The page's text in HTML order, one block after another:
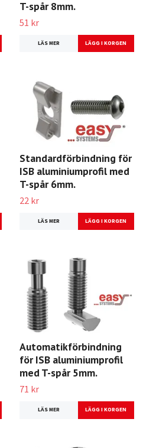
T-spår 8mm.
51 kr
LÄS MER
Standardförbindning för
ISB aluminiumprofil med
T-spår 6mm.
22 kr
LÄS MER
Automatikförbindning
för ISB aluminiumprofil
med T-spår 5mm.
71 kr
LÄS MER